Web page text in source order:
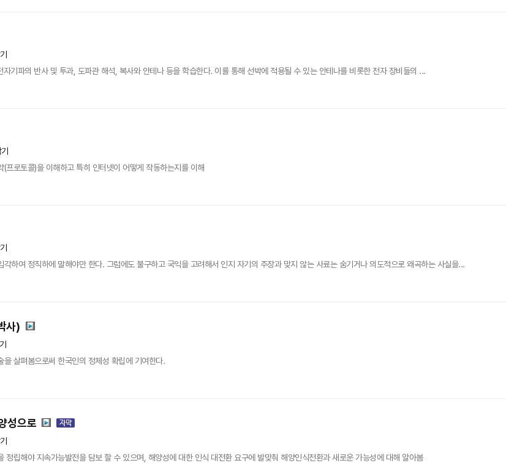
기파의 반사 및 투과, 도파관 해석, 복사와 안테나 등을 학습한다. 이를 통해 선박에 적용될 수 있는 안테나를 비롯한 전자 장비들의 ...
프로토콜)을 이해하고 특히 인터넷이 어떻게 작동하는지를 이해
하여 정직하에 말해야만 한다. 그럼에도 불구하고 국익을 고려해서 인지 자기의 주장과 맞지 않는 사료는 숨기거나 의도적으로 왜곡하는 사실을...
사)
살펴봄으로써 한국인의 정체성 확립에 기여한다.
성으로
정립해야 지속가능발전을 담보 할 수 있으며, 해양성에 대한 인식 대전환 요구에 발맞춰 해양인식전환과 새로운 가능성에 대해 알아봄